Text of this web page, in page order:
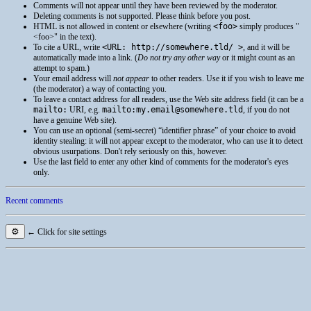
Comments will not appear until they have been reviewed by the moderator.
Deleting comments is not supported. Please think before you post.
HTML is not allowed in content or elsewhere (writing <foo> simply produces
<foo>
in the text).
To cite a URL, write <URL: http://somewhere.tld/ >, and it will be
automatically made into a link. (Do not try any other wayor it might count as an
attempt to spam.)
Your email address will not appear to other readers. Use it if you wish to leave me
(the moderator) a way of contacting you.
To leave a contact address for all readers, use the Web site address field (it can be a
mailto: URI, e.g. mailto:my.email@somewhere.tld, if you do not
have a genuine Web site).
You can use an optional (semi-secret) “identifier phrase” of your choice to avoid
identity stealing: it will not appear except to the moderator, who can use it to detect
obvious usurpations. Don't rely seriously on this, however.
Use the last field to enter any other kind of comments for the moderator's eyes
only.
Recent comments
⚙ ← Click for site settings